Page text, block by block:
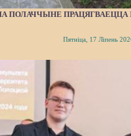
ПОЛАЧЧЫНЕ ПРАЦЯГВАЕЦЦА
Пятніца, 17 Ліпень